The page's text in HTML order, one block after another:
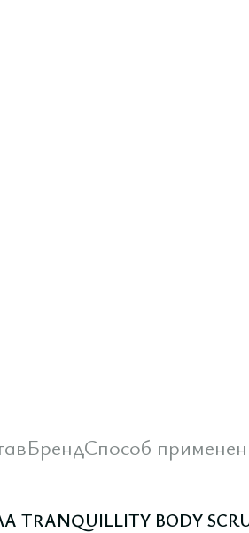
БрендСпособ
BODY